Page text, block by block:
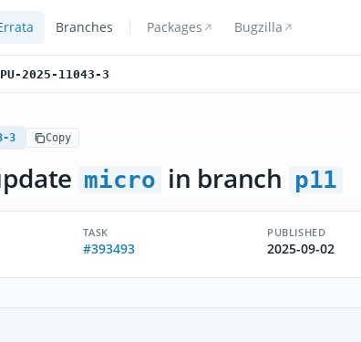
Branches Packages Bugzilla
2025-11043-3
3 Copy
micro in branch p11
TASK
#393493
PUBLISHED
2025-09-02